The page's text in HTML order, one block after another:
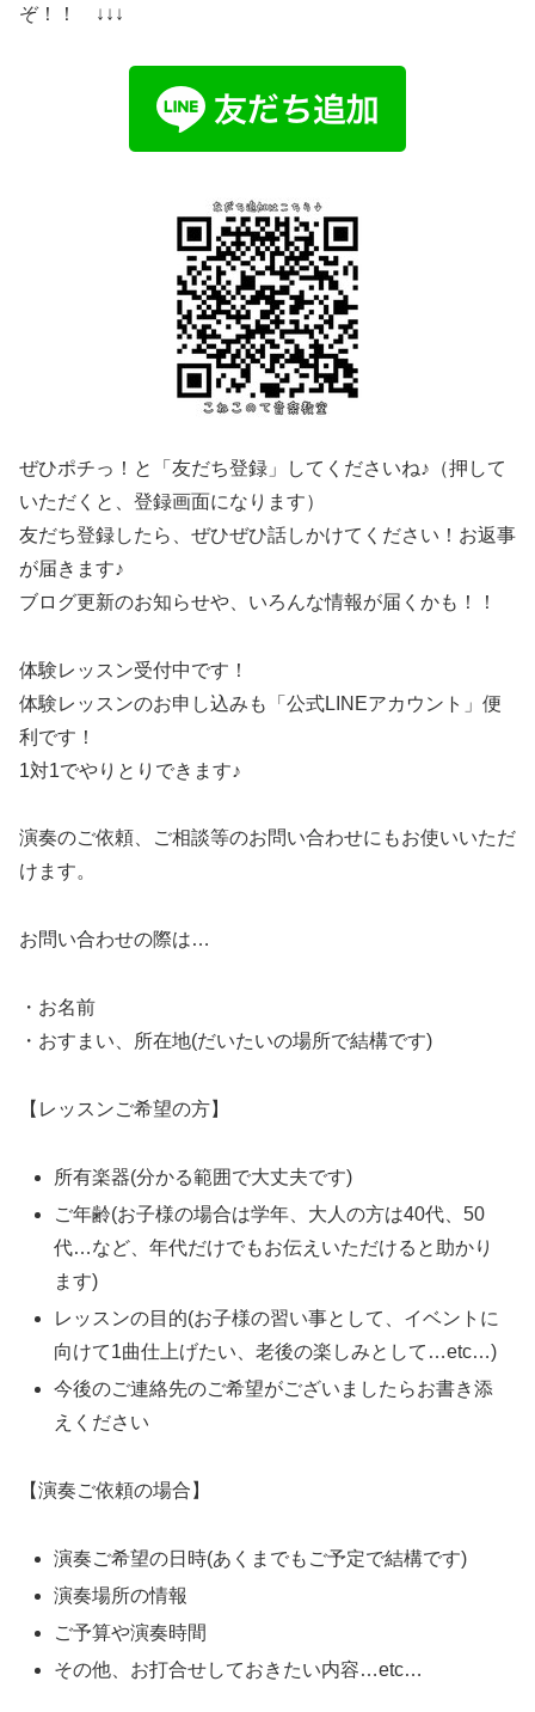
ぞ！！ ↓↓↓
ぜひポチっ！と「友だち登録」してくださいね♪（押して
いただくと、登録画面になります）
友だち登録したら、ぜひぜひ話しかけてください！お返事
が届きます♪
ブログ更新のお知らせや、いろんな情報が届くかも！！
体験レッスン受付中です！
体験レッスンのお申し込みも「公式LINEアカウント」便
利です！
1対1でやりとりできます♪
演奏のご依頼、ご相談等のお問い合わせにもお使いいただ
けます。
お問い合わせの際は…
・お名前
・おすまい、所在地(だいたいの場所で結構です)
【レッスンご希望の方】
所有楽器(分かる範囲で大丈夫です)
ご年齢(お子様の場合は学年、大人の方は40代、50
代…など、年代だけでもお伝えいただけると助かり
ます)
レッスンの目的(お子様の習い事として、イベントに
向けて1曲仕上げたい、老後の楽しみとして…etc…)
今後のご連絡先のご希望がございましたらお書き添
えください
【演奏ご依頼の場合】
演奏ご希望の日時(あくまでもご予定で結構です)
演奏場所の情報
ご予算や演奏時間
その他、お打合せしておきたい内容…etc…